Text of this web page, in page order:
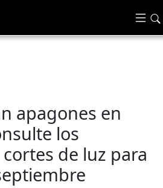
apagones en
los
de luz para